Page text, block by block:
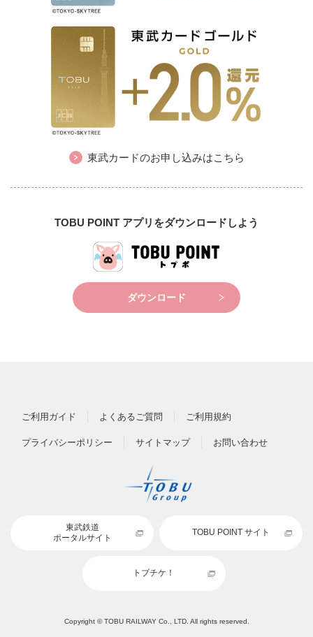
東武カードのお申し込みはこちら
TOBU POINT アプリをダウンロードしよう
ダウンロード
ご利用ガイド よくあるご質問 ご利用規約
プライバシーポリシー サイトマップ お問い合わせ
東武鉄道
ポータルサイト
TOBU POINT サイト
トブチケ！
Copyright © TOBU RAILWAY Co., LTD. All rights reserved.